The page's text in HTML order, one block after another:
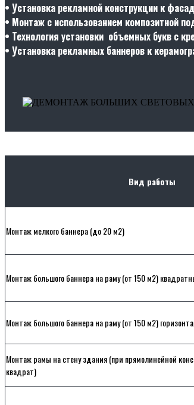
• Установка рекламной конструкции к
• Монтаж с использованием композитной
• Технология установки объемных букв с
• Установка рекламных баннеров к
Вид работы
Монтаж мелкого баннера (до 20 м2)
Монтаж большого баннера на раму (от 150 м2)
Монтаж большого баннера на раму (от 150 м2)
Монтаж рамы на стену здания (при прямолинейной
квадрат)